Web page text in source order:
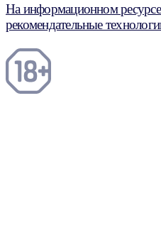
На информационном
рекомендательные